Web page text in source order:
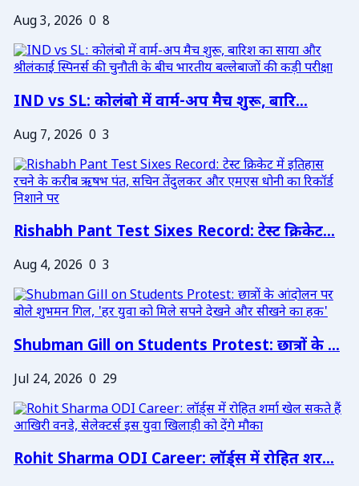
Aug 3, 2026 0 8
IND vs SL: कोलंबो में वार्म-अप मैच शुरू, बारि...
Aug 7, 2026 0 3
Rishabh Pant Test Sixes Record: टेस्ट क्रिकेट...
Aug 4, 2026 0 3
Shubman Gill on Students Protest: छात्रों के ...
Jul 24, 2026 0 29
Rohit Sharma ODI Career: लॉर्ड्स में रोहित शर...